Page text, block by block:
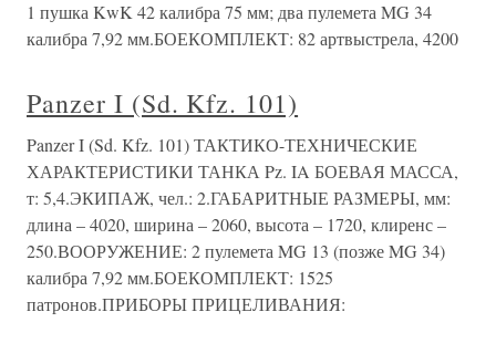
1 пушка KwK 42 калибра 75 мм; два пулемета MG 34
калибра 7,92 мм.БОЕКОМПЛЕКТ: 82 артвыстрела, 4200
Panzer I (Sd. Kfz. 101)
Panzer I (Sd. Kfz. 101) ТАКТИКО-ТЕХНИЧЕСКИЕ
ХАРАКТЕРИСТИКИ ТАНКА Pz. IA БОЕВАЯ МАССА,
т: 5,4.ЭКИПАЖ, чел.: 2.ГАБАРИТНЫЕ РАЗМЕРЫ, мм:
длина – 4020, ширина – 2060, высота – 1720, клиренс –
250.ВООРУЖЕНИЕ: 2 пулемета MG 13 (позже MG 34)
калибра 7,92 мм.БОЕКОМПЛЕКТ: 1525
патронов.ПРИБОРЫ ПРИЦЕЛИВАНИЯ: